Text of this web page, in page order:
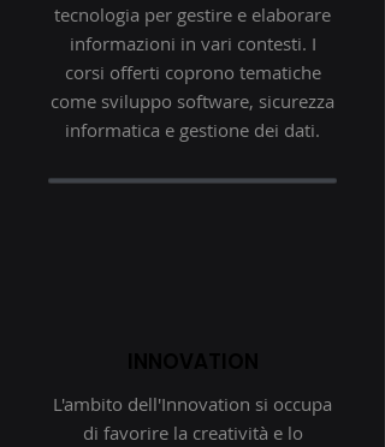
tecnologia per gestire e elaborare
informazioni in vari contesti. I
corsi offerti coprono tematiche
come sviluppo software, sicurezza
informatica e gestione dei dati.
L'ambito dell'Innovation si occupa
di favorire la creatività e lo